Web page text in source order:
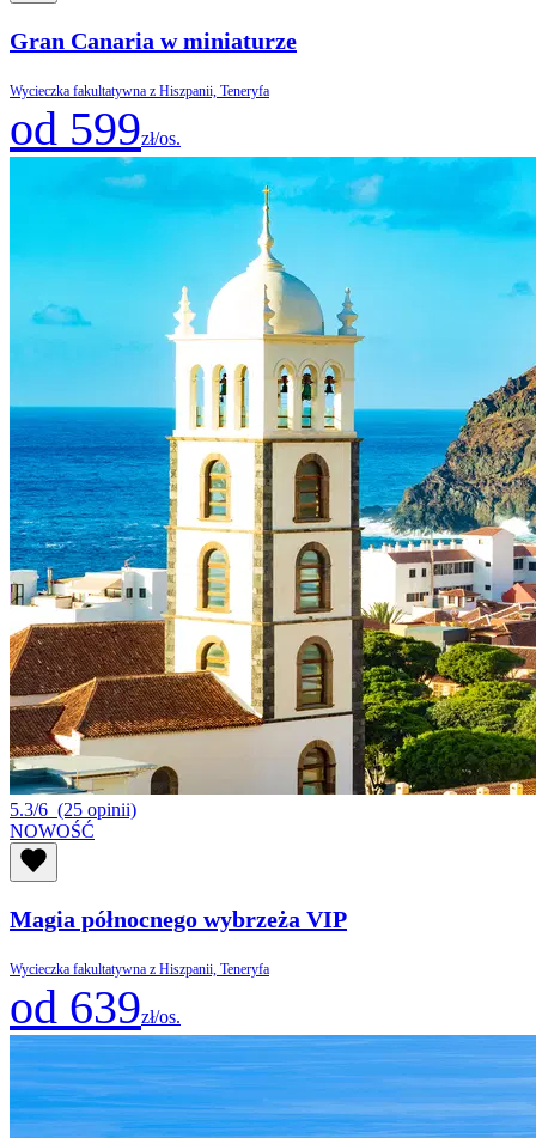
Gran Canaria w miniaturze
Wycieczka fakultatywna z Hiszpanii, Teneryfa
od 599zł/os.
5.3/6 (25 opinii)
NOWOŚĆ
Magia północnego wybrzeża VIP
Wycieczka fakultatywna z Hiszpanii, Teneryfa
od 639zł/os.